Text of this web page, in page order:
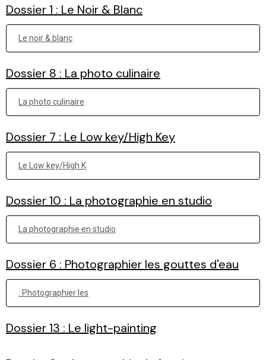
Dossier 1 : Le Noir & Blanc
Le noir & blanc
Dossier 8 : La photo culinaire
La photo culinaire
Dossier 7 : Le Low key/High Key
Le Low key/High K
Dossier 10 : La photographie en studio
La photographie en studio
Dossier 6 : Photographier les gouttes d'eau
: Photographier les
Dossier 13 : Le light-painting